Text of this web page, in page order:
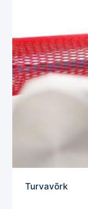
Turvavõrk